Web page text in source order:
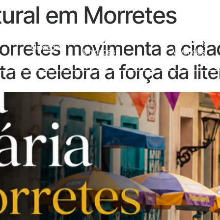
Unidades
Galeria Das
Unidades
Entre
Vivências
em Morretes
movimenta a
e celebra a força da